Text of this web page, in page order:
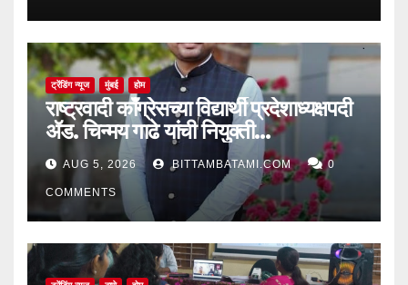
ट्रेंडिंग न्यूज मुंबई होम
राष्ट्रवादी काँग्रेसच्या विद्यार्थी प्रदेशाध्यक्षपदी
ॲड. चिन्मय गाढे यांची नियुक्ती…
AUG 5, 2026 BITTAMBATAMI.COM 0
COMMENTS